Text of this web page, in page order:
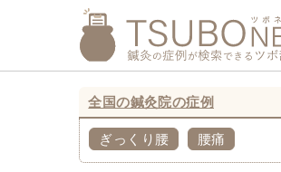
全国の鍼灸院の症例
ぎっくり腰 腰痛